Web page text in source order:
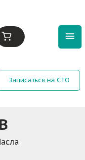
Записаться на СТО